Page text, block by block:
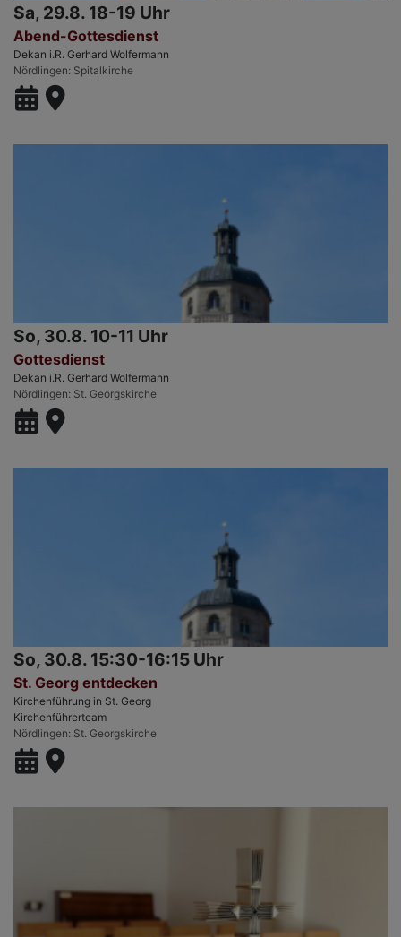
Sa, 29.8. 18-19 Uhr
Abend-Gottesdienst
Dekan i.R. Gerhard Wolfermann
Nördlingen Spitalkirche
So, 30.8. 10-11 Uhr
Gottesdienst
Dekan i.R. Gerhard Wolfermann
Nördlingen St. Georgskirche
So, 30.8. 15:30-16:15 Uhr
St. Georg entdecken
Kirchenführung in St. Georg
Kirchenführerteam
Nördlingen St. Georgskirche